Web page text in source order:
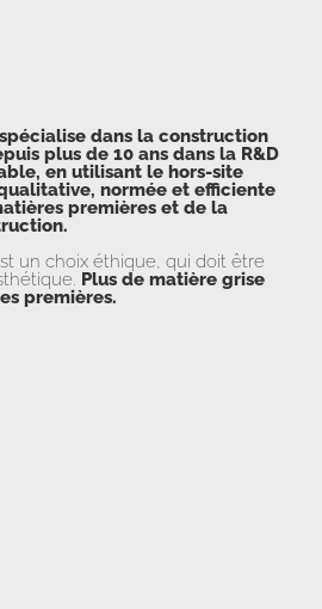
dans la construction
plus de 10 ans dans la R&D
en utilisant le hors-site
normée et efficiente
premières et de la
un choix éthique, qui doit être
Plus de matière grise
premières.